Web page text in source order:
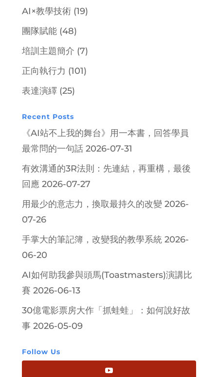
AI×教學技術(19)
團隊賦能(48)
培訓主題簡介 (7)
正向執行力 (101)
表達演繹 (25)
Recent Posts
《AI站不上我的舞台》用一本書，回答學員
最常問的一句話 2026-07-31
有效溝通的3R法則：先連結，再重構，最後
回應 2026-07-27
用最少的意志力，換取最持久的改變 2026-
07-26
手掌大的筆記簿，改變我的教學系統 2026-
06-20
AI如何助我參與頭馬(Toastmasters)演講比
賽 2026-06-13
30億電影票房大作「抓蛙蛙」：如何說好故
事 2026-05-09
Follow Us